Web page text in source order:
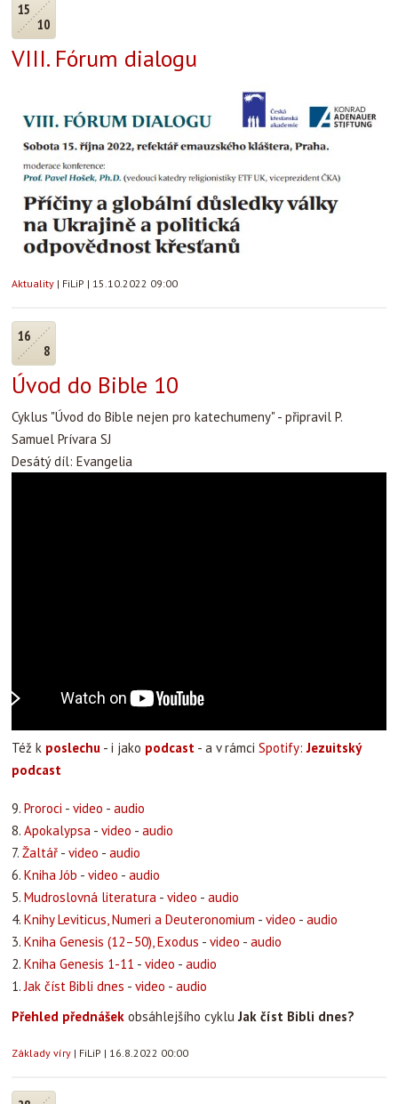
15
10
VIII. Fórum dialogu
Aktuality | FiLiP | 15.10.2022 09:00
16
8
Úvod do Bible 10
Cyklus "Úvod do Bible nejen pro katechumeny" - připravil P.
Samuel Prívara SJ
Desátý díl: Evangelia
Též k poslechu - i jako podcast - a v rámci Spotify:Jezuitský
podcast
9. Proroci - video - audio
8. Apokalypsa - video - audio
7. Žaltář - video - audio
6. Kniha Jób - video - audio
5. Mudroslovná literatura - video - audio
4. Knihy Leviticus, Numeri a Deuteronomium - video - audio
3. Kniha Genesis (12–50), Exodus - video - audio
2. Kniha Genesis 1-11 - video - audio
1.Jak číst Bibli dnes - video - audio
Přehled přednášek obsáhlejšího cykluJak číst Bibli dnes?
Základy víry | FiLiP | 16.8.2022 00:00